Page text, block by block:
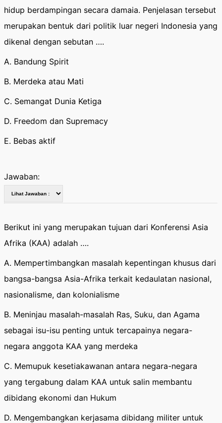
hidup berdampingan secara damaia. Penjelasan tersebut
merupakan bentuk dari politik luar negeri Indonesia yang
dikenal dengan sebutan ….
A. Bandung Spirit
B. Merdeka atau Mati
C. Semangat Dunia Ketiga
D. Freedom dan Supremacy
E. Bebas aktif
Jawaban:
Berikut ini yang merupakan tujuan dari Konferensi Asia
Afrika (KAA) adalah ….
A. Mempertimbangkan masalah kepentingan khusus dari
bangsa-bangsa Asia-Afrika terkait kedaulatan nasional,
nasionalisme, dan kolonialisme
B. Meninjau masalah-masalah Ras, Suku, dan Agama
sebagai isu-isu penting untuk tercapainya negara-
negara anggota KAA yang merdeka
C. Memupuk kesetiakawanan antara negara-negara
yang tergabung dalam KAA untuk salin membantu
dibidang ekonomi dan Hukum
D. Mengembangkan kerjasama dibidang militer untuk